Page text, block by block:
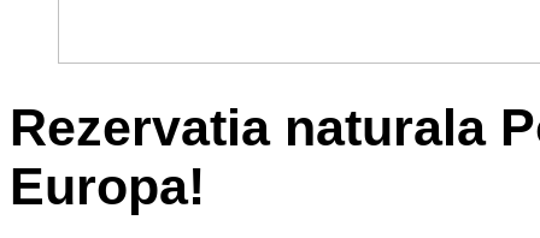
Rezervatia naturala
Europa!